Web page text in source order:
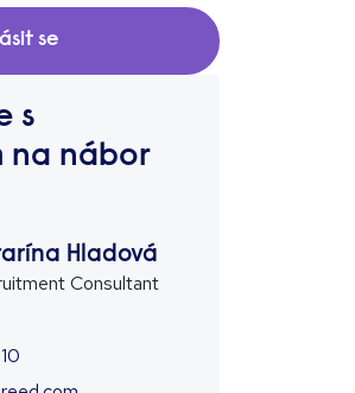
se
s
na nábor
Hladová
Consultant